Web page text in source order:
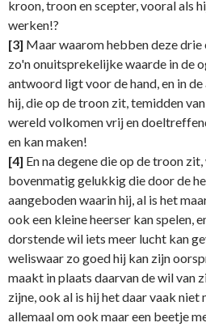
kroon, troon en scepter, vooral als
werken!?
[3] Maar waarom hebben deze
zo'n onuitsprekelijke waarde in de
antwoord ligt voor de hand, en in
hij, die op de troon zit, temidden
wereld volkomen vrij en
en kan maken!
[4] En na degene die op de troon
bovenmatig gelukkig die door de
aangeboden waarin hij, al is het
ook een kleine heerser kan spelen,
dorstende wil iets meer lucht kan
weliswaar zo goed hij kan zijn
maakt in plaats daarvan de wil van
zijne, ook al is hij het daar vaak niet
allemaal om ook maar een beetje